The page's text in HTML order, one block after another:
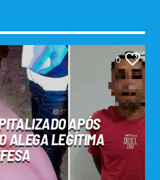
0
APÓS
ALEGA LEGÍTIMA